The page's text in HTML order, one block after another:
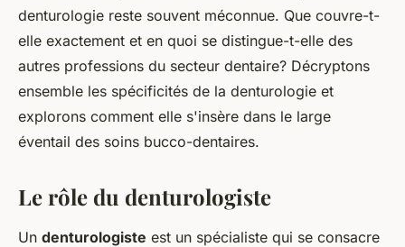
marie•20 janvier 2024•2 min de lecture
denturologie reste souvent méconnue. Que couvre-t-
elle exactement et en quoi se distingue-t-elle des
autres professions du secteur dentaire? Décryptons
ensemble les spécificités de la denturologie et
explorons comment elle s'insère dans le large
éventail des soins bucco-dentaires.
Le rôle du denturologiste
Un denturologiste est un spécialiste qui se consacre